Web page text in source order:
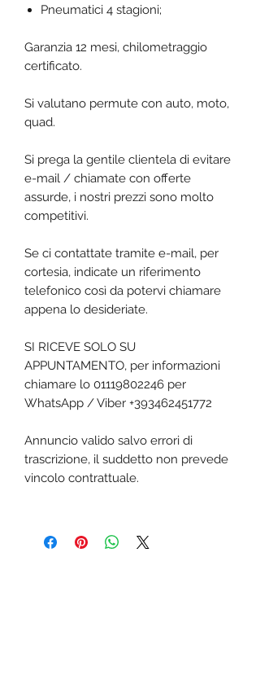
Pneumatici 4 stagioni;
Garanzia 12 mesi, chilometraggio
certificato.
Si valutano permute con auto, moto,
quad.
Si prega la gentile clientela di evitare
e-mail / chiamate con offerte
assurde, i nostri prezzi sono molto
competitivi.
Se ci contattate tramite e-mail, per
cortesia, indicate un riferimento
telefonico così da potervi chiamare
appena lo desideriate.
SI RICEVE SOLO SU
APPUNTAMENTO, per informazioni
chiamare lo 01119802246 per
WhatsApp / Viber +393462451772
Annuncio valido salvo errori di
trascrizione, il suddetto non prevede
vincolo contrattuale.